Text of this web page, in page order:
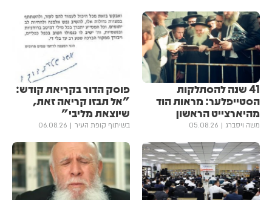
41 שנה להסתלקות
הסטייפלער: מראות הוד
מהיארצייט הראשון
משה ויסברג 05.08.26
פוסק הדור בקריאת קודש:
"אל תבזו קריאה זאת,
שיוצאת מליבי"
בשיתוף קופת העיר 06.08.26